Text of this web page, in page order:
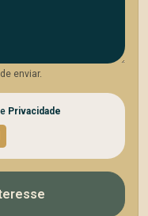
enviar.
e Privacidade